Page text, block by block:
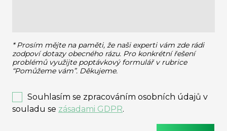
* Prosím mějte na paměti, že naši experti vám zde rádi
zodpoví dotazy obecného rázu. Pro konkrétní řešení
problémů využijte poptávkový formulář v rubrice
“Pomůžeme vám”. Děkujeme.
Souhlasím se zpracováním osobních údajů v
souladu se zásadami GDPR.